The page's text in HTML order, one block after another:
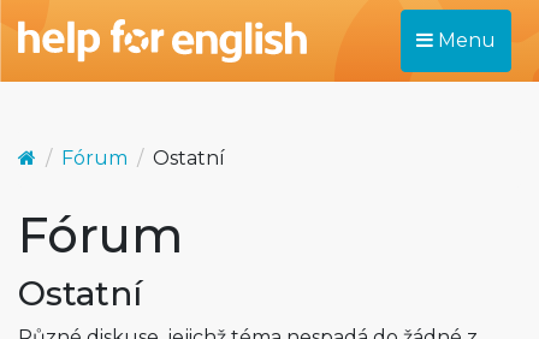
Menu
Fórum Ostatní
Fórum
Ostatní